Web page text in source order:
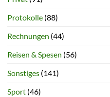
Protokolle (88)
Rechnungen (44)
Reisen & Spesen (56)
Sonstiges (141)
Sport (46)